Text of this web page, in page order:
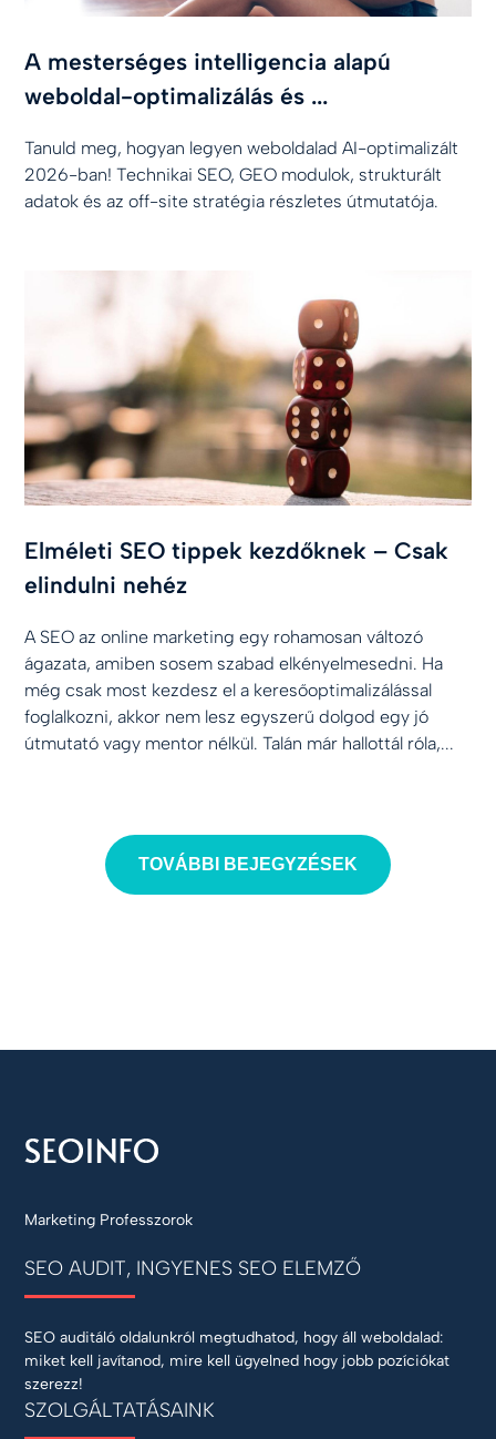
A mesterséges intelligencia alapú
weboldal-optimalizálás és ...
Tanuld meg, hogyan legyen weboldalad AI-optimalizált
2026-ban! Technikai SEO, GEO modulok, strukturált
adatok és az off-site stratégia részletes útmutatója.
Elméleti SEO tippek kezdőknek – Csak
elindulni nehéz
A SEO az online marketing egy rohamosan változó
ágazata, amiben sosem szabad elkényelmesedni. Ha
még csak most kezdesz el a keresőoptimalizálással
foglalkozni, akkor nem lesz egyszerű dolgod egy jó
útmutató vagy mentor nélkül. Talán már hallottál róla,...
TOVÁBBI BEJEGYZÉSEK
Marketing Professzorok
SEO AUDIT, INGYENES SEO ELEMZŐ
SEO auditáló oldalunkról megtudhatod, hogy áll weboldalad:
miket kell javítanod, mire kell ügyelned hogy jobb pozíciókat
szerezz!
SZOLGÁLTATÁSAINK